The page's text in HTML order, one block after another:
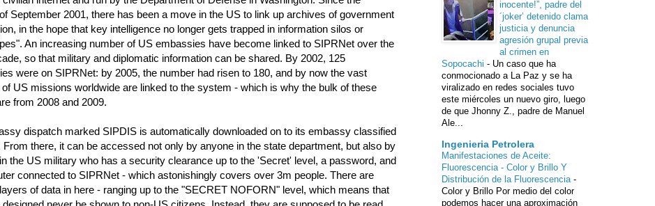
September 2001, there has been a move in the US to link up archives of government
in the hope that key intelligence no longer gets trapped in information silos or
An increasing number of US embassies have become linked to SIPRNet over the
so that military and diplomatic information can be shared. By 2002, 125
were on SIPRNet: by 2005, the number had risen to 180, and by now the vast
US missions worldwide are linked to the system - which is why the bulk of these
from 2008 and 2009.
dispatch marked SIPDIS is automatically downloaded on to its embassy classified
From there, it can be accessed not only by anyone in the state department, but also by
the US military who has a security clearance up to the 'Secret' level, a password, and
connected to SIPRNet - which astonishingly covers over 3m people. There are
of data in here - ranging up to the "SECRET NOFORN" level, which means that
inocente!”, padre del
´joker’ detenido clama
justicia y denuncia
agresión grupal previa
al crimen en
Sopocachi - Un caso que ha
conmocionado a La Paz y se ha
viralizado en redes sociales tuvo
este miércoles un nuevo giro, luego
de que Jhonny Z., padre de Manuel
Ale...
Ingenieria Petrolera
Manifestaciones de Aceite:
Fluorescencia - Color y Brillo Y
Distribución de la Fluorescencia -
Color y Brillo Por medio del color
podemos hacer una aproximación